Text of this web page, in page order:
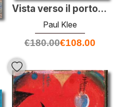
Vista verso il porto di Hammamet
Paul Klee
€180.00€108.00